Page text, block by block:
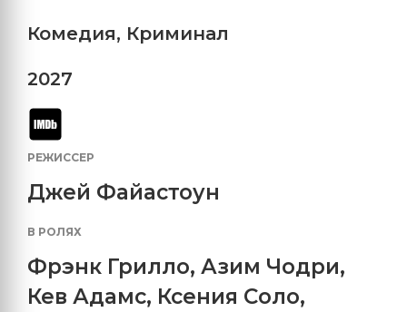
Комедия, Криминал
2027
РЕЖИССЕР
Джей Файастоун
В РОЛЯХ
Фрэнк Грилло, Азим Чодри,
Кев Адамс, Ксения Соло,